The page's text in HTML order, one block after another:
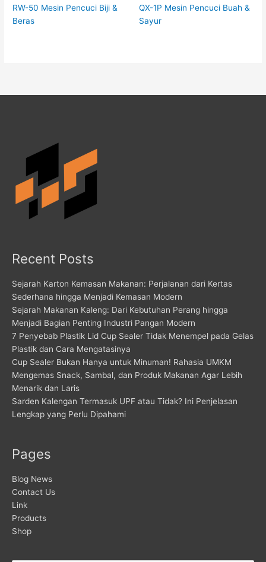
RW-50 Mesin Pencuci Biji &
Beras
QX-1P Mesin Pencuci Buah &
Sayur
Recent Posts
Sejarah Karton Kemasan Makanan: Perjalanan dari Kertas
Sederhana hingga Menjadi Kemasan Modern
Sejarah Makanan Kaleng: Dari Kebutuhan Perang hingga
Menjadi Bagian Penting Industri Pangan Modern
7 Penyebab Plastik Lid Cup Sealer Tidak Menempel pada Gelas
Plastik dan Cara Mengatasinya
Cup Sealer Bukan Hanya untuk Minuman! Rahasia UMKM
Mengemas Snack, Sambal, dan Produk Makanan Agar Lebih
Menarik dan Laris
Sarden Kalengan Termasuk UPF atau Tidak? Ini Penjelasan
Lengkap yang Perlu Dipahami
Pages
Blog News
Contact Us
Link
Products
Shop